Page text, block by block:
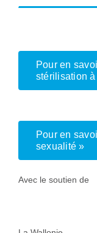
Pour en
stérilisation
Pour en
sexualité »
Avec le soutien de